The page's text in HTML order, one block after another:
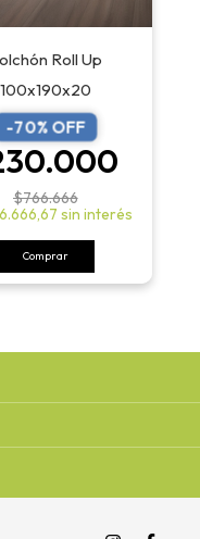
Roll Up
100x190x20
-70% OFF
$766.666
sin interés
Comprar